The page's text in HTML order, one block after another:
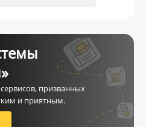
призванных
и приятным.